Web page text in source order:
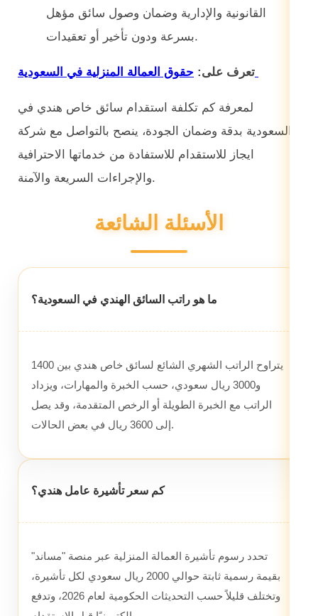
القانونية والإدارية وضمان وصول سائق مؤهل
بسرعة ودون تأخير أو تعقيدات.
تعرف على:
لمعرفة كم تكلفة استقدام سائق خاص هندي في
السعودية بدقة وضمان الجودة، ينصح بالتواصل مع شركة
ايجاز للاستقدام للاستفادة من خدماتها الاحترافية
والإجراءات السريعة والآمنة.
الأسئلة الشائعة
ما هو راتب السائق الهندي في السعودية؟
يتراوح الراتب الشهري الشائع لسائق خاص هندي بين 1400
و3000 ريال سعودي، حسب الخبرة والمهارات، ويزداد
الراتب مع الخبرة الطويلة أو الرخص المتقدمة، وقد يصل
إلى 3600 ريال في بعض الحالات.
كم سعر تأشيرة عامل هندي؟
تحدد رسوم تأشيرة العمالة المنزلية عبر منصة "مساند"
بقيمة رسمية ثابتة حوالي 2000 ريال سعودي لكل تأشيرة،
وتختلف قليلاً حسب التحديثات الحكومية لعام 2026، وتدفع